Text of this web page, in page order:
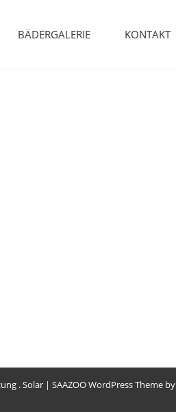
BÄDERGALERIE KONTAKT
. Solar | SAAZOO WordPress Theme by